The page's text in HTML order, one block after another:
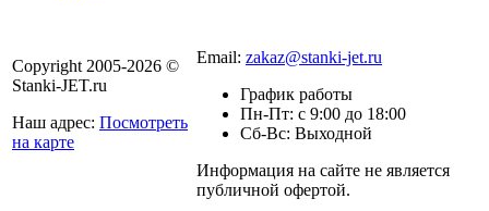
Copyright 2005-2026 ©
Stanki-JET.ru
Наш адрес: Посмотреть
на карте
Email: zakaz@stanki-jet.ru
График работы
Пн-Пт: с 9:00 до 18:00
Сб-Вс: Выходной
Информация на сайте не является
публичной офертой.